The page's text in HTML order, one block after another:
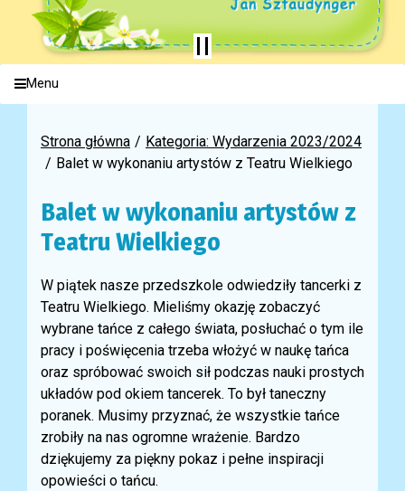
Menu
Strona główna
Kategoria: Wydarzenia 2023/2024
Balet w wykonaniu artystów z Teatru Wielkiego
Balet w wykonaniu artystów z
Teatru Wielkiego
W piątek nasze przedszkole odwiedziły tancerki z
Teatru Wielkiego. Mieliśmy okazję zobaczyć
wybrane tańce z całego świata, posłuchać o tym ile
pracy i poświęcenia trzeba włożyć w naukę tańca
oraz spróbować swoich sił podczas nauki prostych
układów pod okiem tancerek. To był taneczny
poranek. Musimy przyznać, że wszystkie tańce
zrobiły na nas ogromne wrażenie. Bardzo
dziękujemy za piękny pokaz i pełne inspiracji
opowieści o tańcu.